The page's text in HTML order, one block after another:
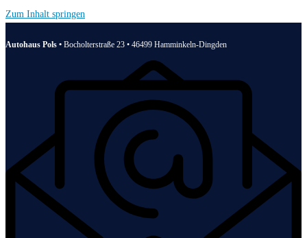
Zum Inhalt springen
Autohaus Pols • Bocholterstraße 23 • 46499 Hamminkeln-Dingden